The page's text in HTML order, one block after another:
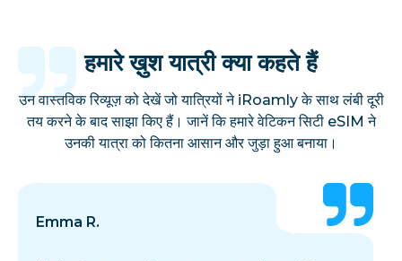
हमारे ख़ुश यात्री क्या कहते हैं
उन वास्तविक रिव्यूज़ को देखें जो यात्रियों ने iRoamly के साथ लंबी दूरी
तय करने के बाद साझा किए हैं। जानें कि हमारे वेटिकन सिटी eSIM ने
उनकी यात्रा को कितना आसान और जुड़ा हुआ बनाया।
Emma R.